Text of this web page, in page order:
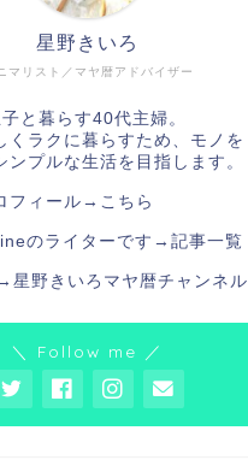
マリスト／マヤ暦アドバイザー
星野きいろ
と暮らす40代主婦。
くラクに暮らすため、モノを
ンプルな生活を目指します。
フィール→ こちら
のライターです→ 記事一覧
星野きいろマヤ暦チャンネル
＼ Follow me ／